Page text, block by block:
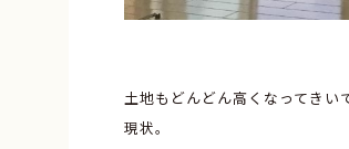
土地もどんどん高くなってきい
現状。